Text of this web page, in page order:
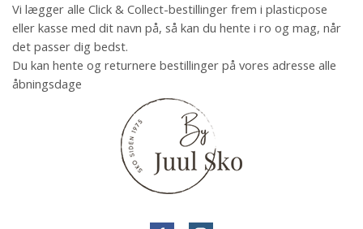
Vi lægger alle Click & Collect-bestillinger frem i plasticpose
eller kasse med dit navn på, så kan du hente i ro og mag, når
det passer dig bedst.
Du kan hente og returnere bestillinger på vores adresse alle
åbningsdage